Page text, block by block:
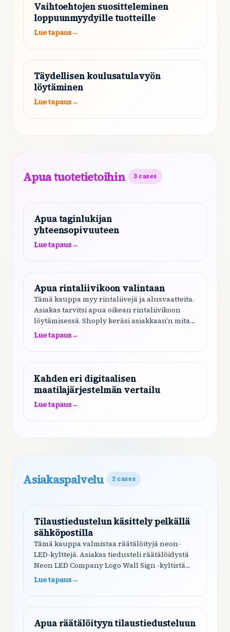
Vaihtoehtojen suositteleminen
loppuunmyydyille tuotteille
Lue tapaus→
Täydellisen koulusatulavyön
löytäminen
Lue tapaus→
Apua tuotetietoihin 3 cases
Apua taginlukijan
yhteensopivuuteen
Lue tapaus→
Apua rintaliivikoon valintaan
Tämä kauppa myy rintaliivejä ja alusvaatteita.
Asiakas tarvitsi apua oikean rintaliivikoon
löytämisessä. Shoply keräsi asiakkaan’n mitat,
selitti kokojärjestelmän, antoi
yksityiskohtaiset ohjeet oikeaoppiseen
Lue tapaus→
Kahden eri digitaalisen
maatilajärjestelmän vertailu
Lue tapaus→
Asiakaspalvelu 2 cases
Tilaustiedustelun käsittely pelkällä
sähköpostilla
Tämä kauppa valmistaa räätälöityjä neon-
LED-kylttejä. Asiakas tiedusteli räätälöidystä
Neon LED Company Logo Wall Sign -kyltistä
YouTube-logolleen (100x100cm). Shoply keräsi
yhteystiedot, tarkensi vaatimukset, selitti…
Lue tapaus→
Apua räätälöityyn tilaustiedusteluun